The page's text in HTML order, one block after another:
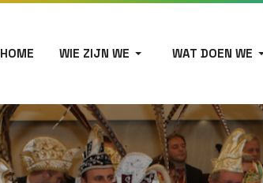
HOME WIE ZIJN WE WAT DOEN WE